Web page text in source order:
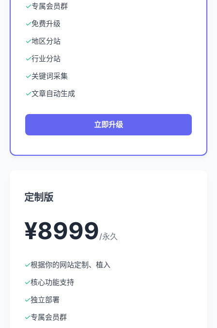
✓专属会员群
✓免费升级
✓地区分站
✓行业分站
✓关键词采集
✓文章自动生成
立即升级
定制版
¥8999/永久
✓根据你的网站定制、植入
✓核心功能支持
✓独立部署
✓专属会员群